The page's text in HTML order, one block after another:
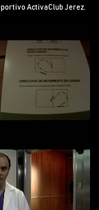
ActivaClub Jerez.